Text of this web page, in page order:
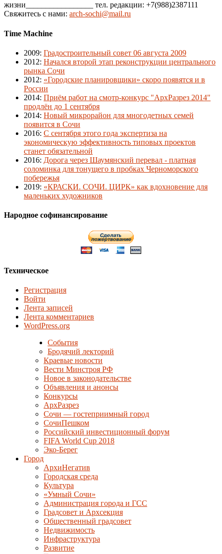
жизни_________________ тел. редакции: +7(988)2387111
Свяжитесь с нами: arch-sochi@mail.ru
Time Machine
2009: Градостроительный совет 06 августа 2009
2012: Начался второй этап реконструкции центрального
рынка Сочи
2012: «Городские планировщики» скоро появятся и в
России
2014: Приём работ на смотр-конкурс "АрхРазрез 2014"
продлён до 1 сентября
2014: Новый микрорайон для многодетных семей
появится в Сочи
2016: С сентября этого года экспертиза на
экономическую эффективность типовых проектов
станет обязательной
2016: Дорога через Шаумянский перевал - платная
соломинка для тонущего в пробках Черноморского
побережья
2019: «КРАСКИ. СОЧИ. ЦИРК» как вдохновение для
маленьких художников
Народное софинансирование
Техническое
Регистрация
Войти
Лента записей
Лента комментариев
WordPress.org
События
Бродячий лекторий
Краевые новости
Вести Минстроя РФ
Новое в законодательстве
Объявления и анонсы
Конкурсы
АрхРазрез
Сочи — гостеприимный город
СочиПешком
Российский инвестиционный форум
FIFA World Cup 2018
Эко-Берег
Город
АрхиНегатив
Городская среда
Культура
«Умный Сочи»
Администрация города и ГСС
Градсовет и Архсекция
Общественный градсовет
Недвижимость
Инфраструктура
Развитие